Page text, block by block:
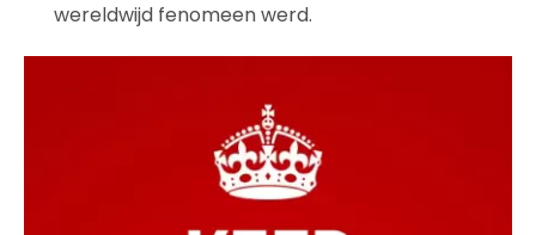
wereldwijd fenomeen werd.